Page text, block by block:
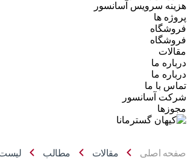
هزینه سرویس آسانسور
پروژه ها
فروشگاه
فروشگاه
مقالات
درباره ما
درباره ما
تماس با ما
شرکت آسانسور
مجوزها
صفحه اصلی مقالات مطالب